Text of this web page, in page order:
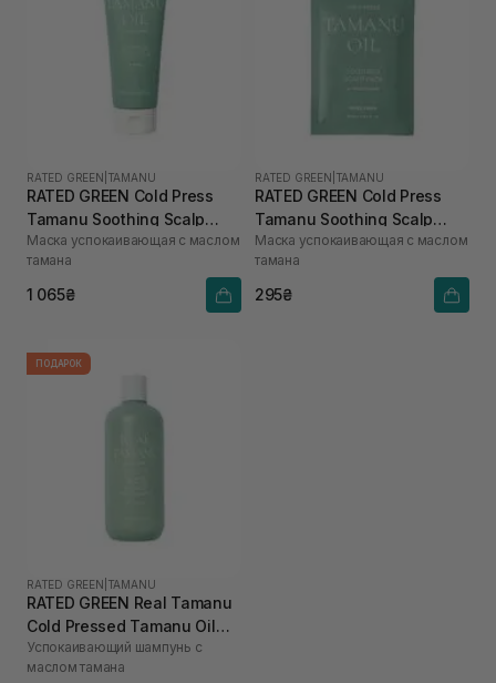
RATED GREEN TAMANU
RATED GREEN Cold Press
Tamanu Soothing Scalp
Pack 200 мл
Маска успокаивающая с маслом
тамана
1 065₴
RATED GREEN TAMANU
RATED GREEN Cold Press
Tamanu Soothing Scalp
Pack 50 мл
Маска успокаивающая с маслом
тамана
295₴
ПОДАРОК
RATED GREEN TAMANU
RATED GREEN Real Tamanu
Cold Pressed Tamanu Oil
Soothing Scalp Shampoo
400 мл
Успокаивающий шампунь с
маслом тамана